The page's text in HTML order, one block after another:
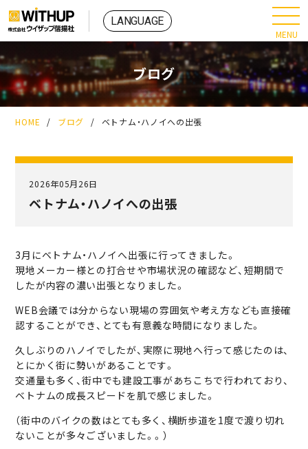
ブログ
HOME / ブログ / ベトナム・ハノイへの出張
2026年05月26日
ベトナム・ハノイへの出張
3月にベトナム・ハノイへ出張に行ってきました。
現地メーカー様との打合せや市場状況の確認など、短期間で
したが内容の濃い出張となりました。
WEB会議では分からない現場の雰囲気や考え方なども直接確
認することができ、とても有意義な時間になりました。
久しぶりのハノイでしたが、実際に現地へ行って感じたのは、
とにかく街に勢いがあることです。
交通量も多く、街中でも建設工事があちこちで行われており、
ベトナムの成長スピードを肌で感じました。
（街中のバイクの数はとても多く、横断歩道を1度で渡り切れ
ないことが多々ございました。。）